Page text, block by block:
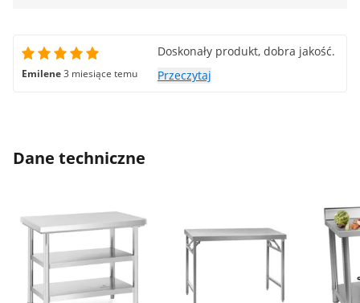
Emilene3 miesiące temu
Doskonały produkt, dobra jakość.
Przeczytaj
Dane techniczne